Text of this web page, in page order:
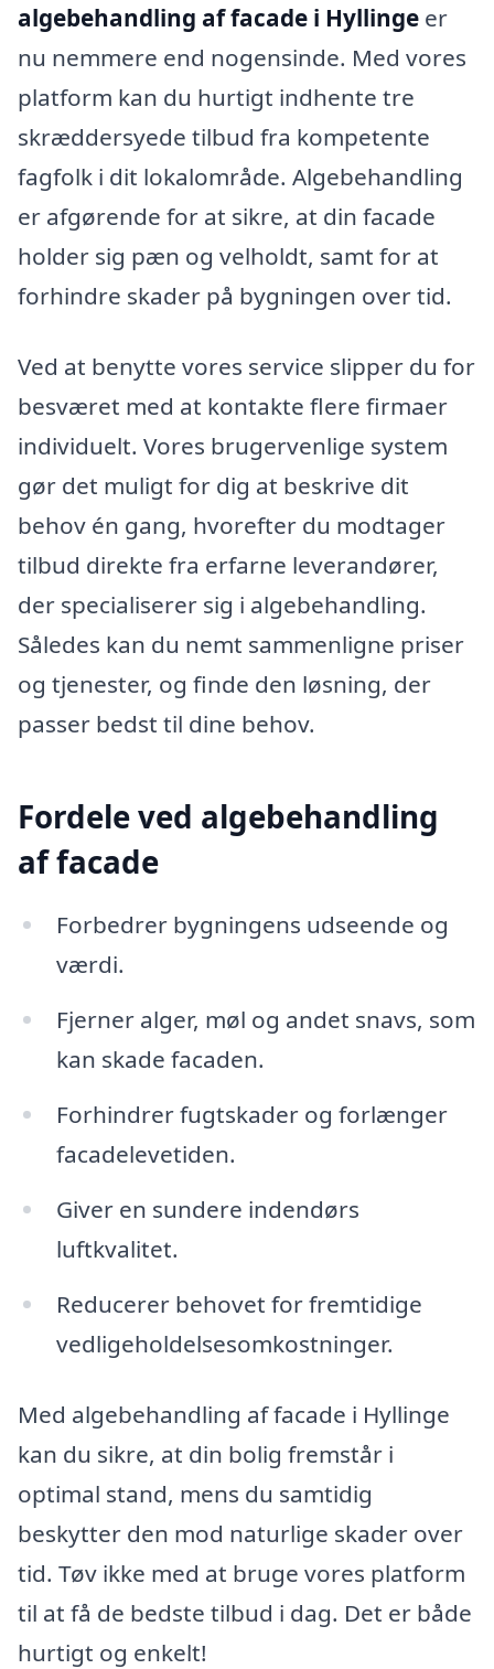
algebehandling af facade i Hyllinge er
nu nemmere end nogensinde. Med vores
platform kan du hurtigt indhente tre
skræddersyede tilbud fra kompetente
fagfolk i dit lokalområde. Algebehandling
er afgørende for at sikre, at din facade
holder sig pæn og velholdt, samt for at
forhindre skader på bygningen over tid.
Ved at benytte vores service slipper du for
besværet med at kontakte flere firmaer
individuelt. Vores brugervenlige system
gør det muligt for dig at beskrive dit
behov én gang, hvorefter du modtager
tilbud direkte fra erfarne leverandører,
der specialiserer sig i algebehandling.
Således kan du nemt sammenligne priser
og tjenester, og finde den løsning, der
passer bedst til dine behov.
Fordele ved algebehandling
af facade
Forbedrer bygningens udseende og
værdi.
Fjerner alger, møl og andet snavs, som
kan skade facaden.
Forhindrer fugtskader og forlænger
facadelevetiden.
Giver en sundere indendørs
luftkvalitet.
Reducerer behovet for fremtidige
vedligeholdelsesomkostninger.
Med algebehandling af facade i Hyllinge
kan du sikre, at din bolig fremstår i
optimal stand, mens du samtidig
beskytter den mod naturlige skader over
tid. Tøv ikke med at bruge vores platform
til at få de bedste tilbud i dag. Det er både
hurtigt og enkelt!